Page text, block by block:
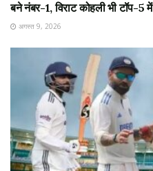
बने नंबर-1, विराट कोहली भी टॉप-5 में
अगस्त 9, 2026